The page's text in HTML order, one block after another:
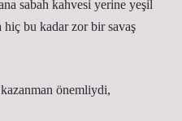
sabah kahvesi yerine yeşil
bu kadar zor bir savaş
önemliydi,